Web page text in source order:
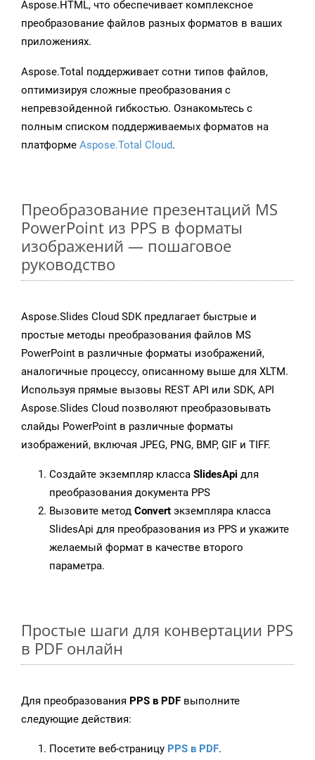
Aspose.HTML, что обеспечивает комплексное
преобразование файлов разных форматов в ваших
приложениях.
Aspose.Total поддерживает сотни типов файлов,
оптимизируя сложные преобразования с
непревзойденной гибкостью. Ознакомьтесь с
полным списком поддерживаемых форматов на
платформе Aspose.Total Cloud.
Преобразование презентаций MS
PowerPoint из PPS в форматы
изображений — пошаговое
руководство
Aspose.Slides Cloud SDK предлагает быстрые и
простые методы преобразования файлов MS
PowerPoint в различные форматы изображений,
аналогичные процессу, описанному выше для XLTM.
Используя прямые вызовы REST API или SDK, API
Aspose.Slides Cloud позволяют преобразовывать
слайды PowerPoint в различные форматы
изображений, включая JPEG, PNG, BMP, GIF и TIFF.
Создайте экземпляр класса SlidesApi для
преобразования документа PPS
Вызовите метод Convert экземпляра класса
SlidesApi для преобразования из PPS и укажите
желаемый формат в качестве второго
параметра.
Простые шаги для конвертации PPS
в PDF онлайн
Для преобразования PPS в PDF выполните
следующие действия:
Посетите веб-страницу PPS в PDF.